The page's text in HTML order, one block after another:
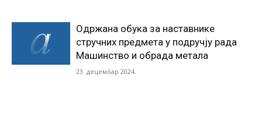
Одржана обука за наставнике
стручних предмета у подручју рада
Машинство и обрада метала
23. децембар 2024.